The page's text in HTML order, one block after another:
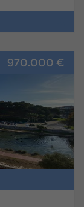
970.000 €